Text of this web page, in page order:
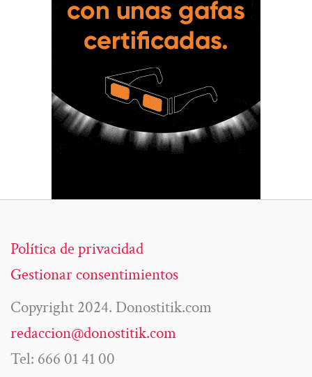
Política de privacidad
Gestionar consentimientos
Copyright 2024. Donostitik.com
redaccion@donostitik.com
Tel: 666 01 41 00